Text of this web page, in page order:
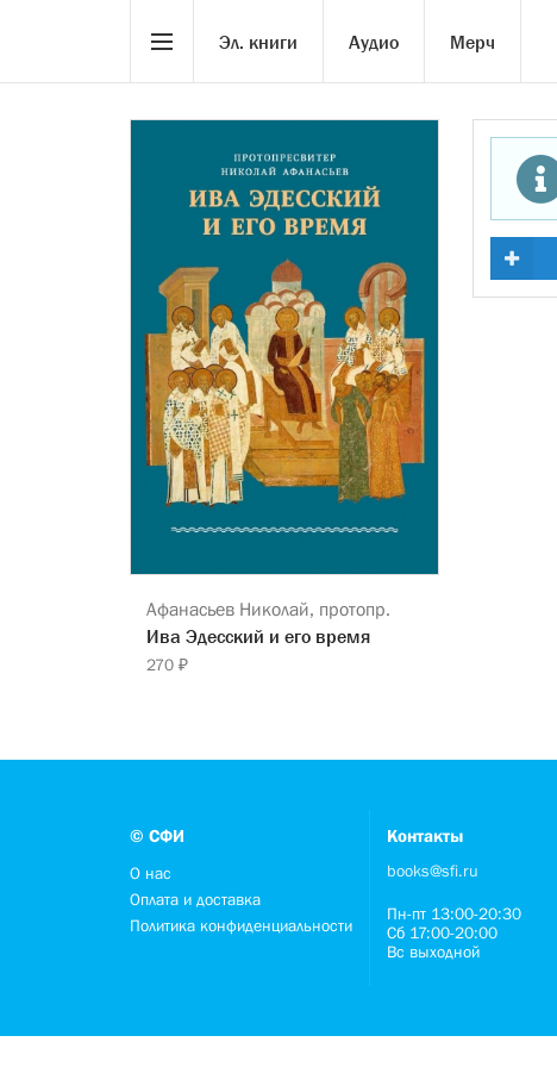
Эл. книги Аудио Мерч
Афанасьев Николай, протопр.
Ива Эдесский и его время
270 ₽
© СФИ
О нас
Оплата и доставка
Политика конфиденциальности
Контакты
books@sfi.ru
Пн-пт 13:00-20:30
Сб 17:00-20:00
Вс выходной